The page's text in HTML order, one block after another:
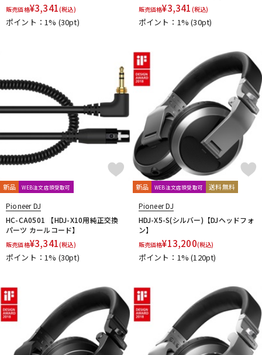
販売価格¥3,341(税込)
ポイント：1% (30pt)
販売価格¥3,341 (税込)
ポイント：1%(30pt)
新品 WEB注文店頭受取可
Pioneer DJ
HC-CA0501 【HDJ-X10用純正交換
パーツ カールコード】
販売価格¥3,341(税込)
ポイント：1% (30pt)
新品 WEB注文店頭受取可 送料無料
Pioneer DJ
HDJ-X5-S(シルバー)【DJヘッドフォ
ン】
販売価格¥13,200(税込)
ポイント：1%(120pt)